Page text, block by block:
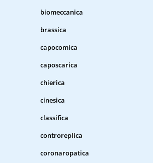
biomeccanica
brassica
capocomica
caposcarica
chierica
cinesica
classifica
controreplica
coronaropatica